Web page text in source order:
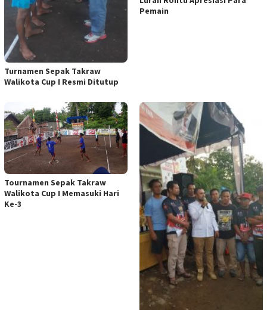
Turnamen Sepak Takraw
Walikota Cup I Resmi Ditutup
Pemain
Tournamen Sepak Takraw
Walikota Cup I Memasuki Hari
Ke-3